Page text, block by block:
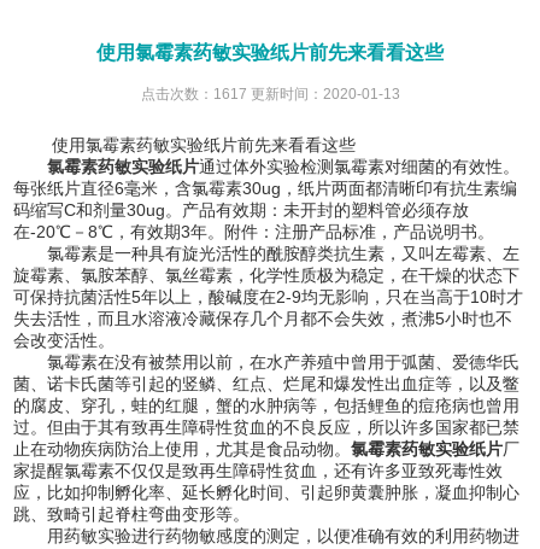
使用氯霉素药敏实验纸片前先来看看这些
点击次数：1617 更新时间：2020-01-13
使用氯霉素药敏实验纸片前先来看看这些
氯霉素药敏实验纸片通过体外实验检测氯霉素对细菌的有效性。
每张纸片直径6毫米，含氯霉素30ug，纸片两面都清晰印有抗生素编
码缩写C和剂量30ug。产品有效期：未开封的塑料管必须存放
在-20℃－8℃，有效期3年。附件：注册产品标准，产品说明书。
氯霉素是一种具有旋光活性的酰胺醇类抗生素，又叫左霉素、左
旋霉素、氯胺苯醇、氯丝霉素，化学性质极为稳定，在干燥的状态下
可保持抗菌活性5年以上，酸碱度在2-9均无影响，只在当高于10时才
失去活性，而且水溶液冷藏保存几个月都不会失效，煮沸5小时也不
会改变活性。
氯霉素在没有被禁用以前，在水产养殖中曾用于弧菌、爱德华氏
菌、诺卡氏菌等引起的竖鳞、红点、烂尾和爆发性出血症等，以及鳖
的腐皮、穿孔，蛙的红腿，蟹的水肿病等，包括鲤鱼的痘疮病也曾用
过。但由于其有致再生障碍性贫血的不良反应，所以许多国家都已禁
止在动物疾病防治上使用，尤其是食品动物。氯霉素药敏实验纸片厂
家提醒氯霉素不仅仅是致再生障碍性贫血，还有许多亚致死毒性效
应，比如抑制孵化率、延长孵化时间、引起卵黄囊肿胀，凝血抑制心
跳、致畸引起脊柱弯曲变形等。
用药敏实验进行药物敏感度的测定，以便准确有效的利用药物进